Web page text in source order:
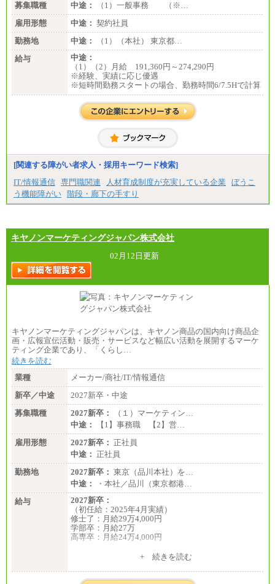
募集職種
中途：
（1）一般事務 （※…
雇用形態
中途： 契約社員
勤務地
中途：
（1）（本社） 東京都…
給与
中途：
（1）（2）月給 191,360円～274,290円
※経験、実績に応じ優遇
※短時間勤務スタートの場合、勤務時間6/7.5Hで計算
[関連する障がい者求人・採用キーワード検索]
IT/情報通信 専門職関連 人材育成制度が充実している企業
ぼうこ
う機能障がい 階段・廊下の手すり
キヤノンマーケティングジャパン株式会社
02月12日更新
キヤノンマーケティングジャパンは、キヤノン商品の国内向け商品企
画・広報宣伝活動・販売・サービスなど幅広い活動を展開するマーケ
ティング企業であり、「くらし…
続きを読む
業種
メーカー/商社/IT/情報通信
新卒／中途
2027新卒・中途
募集職種
2027新卒：
（１）マーケティン…
中途：
【1】事務職 【2】営…
雇用形態
2027新卒： 正社員
中途： 正社員
勤務地
2027新卒： 東京（品川本社）を…
中途：
・本社／品川（東京都港…
給与
2027新卒：
（初任給：2025年4月実績）
修士了：月給29万4,000円
学部卒：月給27万
高専卒：月給24万4,000円
月給 250,000円～350,000円
+ 続きを読む